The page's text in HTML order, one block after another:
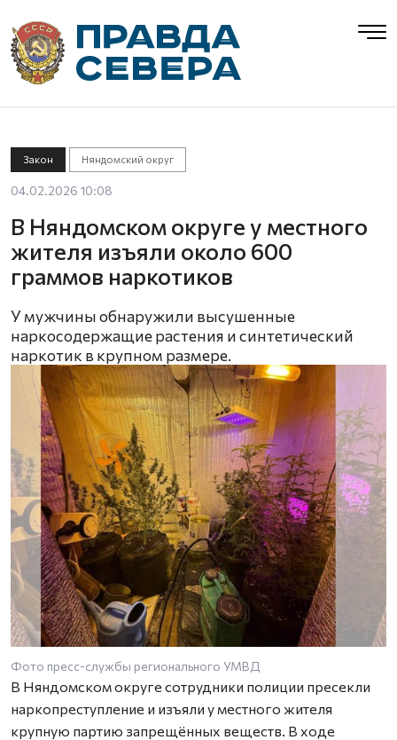
Закон Няндомский округ
04.02.2026 10:08
В Няндомском округе у местного
жителя изъяли около 600
граммов наркотиков
У мужчины обнаружили высушенные
наркосодержащие растения и синтетический
наркотик в крупном размере.
Фото пресс-службы регионального УМВД
В Няндомском округе сотрудники полиции пресекли
наркопреступление и изъяли у местного жителя
крупную партию запрещённых веществ. В ходе